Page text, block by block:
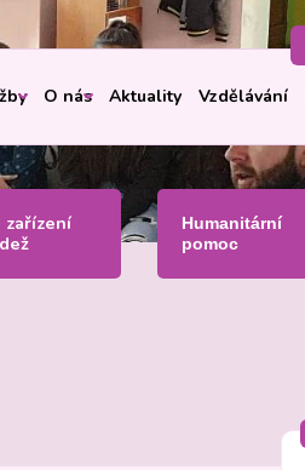
O nás Aktuality Vzdělávání
zařízení
Humanitární
pomoc